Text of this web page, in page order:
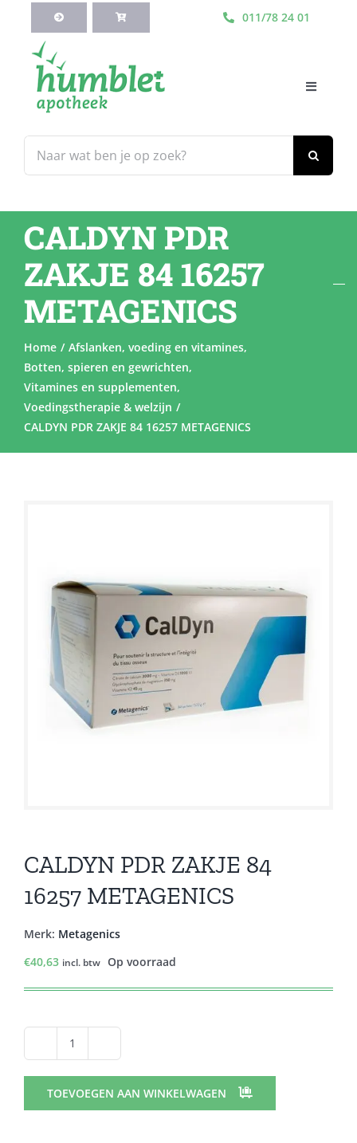
inhoud
011/78 24 01
naar:
Toggle
Webshop
Blog
Diensten
CALDYN PDR
ZAKJE 84 16257
METAGENICS
Home
Afslanken, voeding en vitamines
Botten, spieren en gewrichten
Vitamines en supplementen
Voedingstherapie & welzijn
CALDYN PDR ZAKJE 84 16257 METAGENICS
CALDYN PDR ZAKJE 84
16257 METAGENICS
Merk: Metagenics
€40,63 incl. btw Op voorraad
CALDYN
ZAKJE
84
TOEVOEGEN AAN WINKELWAGEN